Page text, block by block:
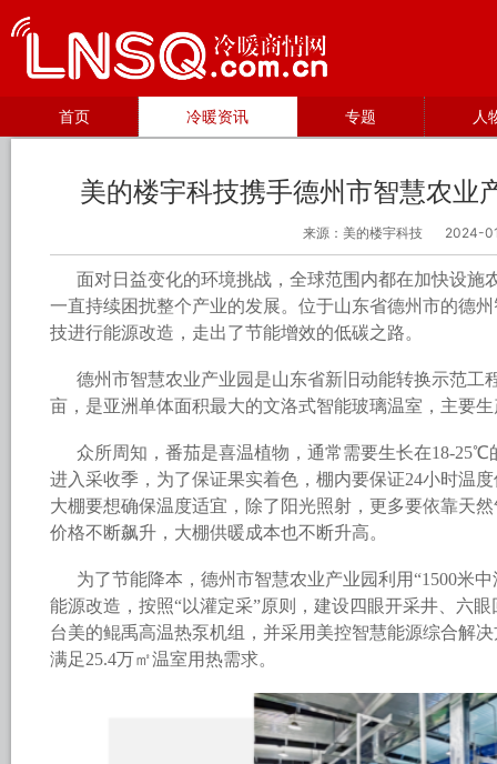
首页 冷暖资讯 专题 人
美的楼宇科技携手德州市智慧农业
来源：美的楼宇科技 2024-
面对日益变化的环境挑战，全球范围内都在加快设施
一直持续困扰整个产业的发展。位于山东省德州市的德
技进行能源改造，走出了节能增效的低碳之路。
德州市智慧农业产业园是山东省新旧动能转换示范工
亩，是亚洲单体面积最大的文洛式智能玻璃温室，主要
众所周知，番茄是喜温植物，通常需要生长在18-
进入采收季，为了保证果实着色，棚内要保证24小时温
大棚要想确保温度适宜，除了阳光照射，更多要依靠天
价格不断飙升，大棚供暖成本也不断升高。
为了节能降本，德州市智慧农业产业园利用“1500米
能源改造，按照“以灌定采”原则，建设四眼开采井、六
台美的鲲禹高温热泵机组，并采用美控智慧能源综合解
满足25.4万㎡温室用热需求。